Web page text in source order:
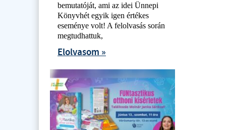
bemutatóját, ami az idei Ünnepi
Könyvhét egyik igen értékes
eseménye volt! A felolvasás során
megtudhattuk,
Elolvasom »